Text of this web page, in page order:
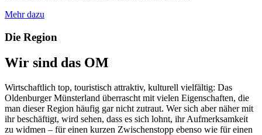
Mehr dazu
Die Region
Wir sind das OM
Wirtschaftlich top, touristisch attraktiv, kulturell vielfältig: Das
Oldenburger Münsterland überrascht mit vielen Eigenschaften, die
man dieser Region häufig gar nicht zutraut. Wer sich aber näher mit
ihr beschäftigt, wird sehen, dass es sich lohnt, ihr Aufmerksamkeit
zu widmen – für einen kurzen Zwischenstopp ebenso wie für einen